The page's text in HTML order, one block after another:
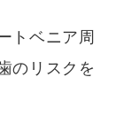
トベニア周
のリスクを